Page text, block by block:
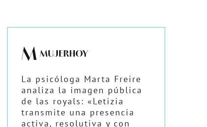
La psicóloga Marta Freire
analiza la imagen pública
de las royals: «Letizia
transmite una presencia
activa, resolutiva y con